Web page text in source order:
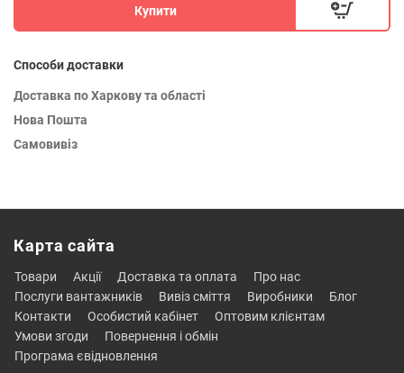
Купити
Способи доставки
Доставка по Харкову та області
Нова Пошта
Самовивіз
Карта сайта
товари акції доставка та оплата
про нас
послуги вантажників
вивіз сміття виробники
блог
контакти
особистий кабінет
оптовим клієнтам
умови згоди
повернення і обмін
програма євідновлення